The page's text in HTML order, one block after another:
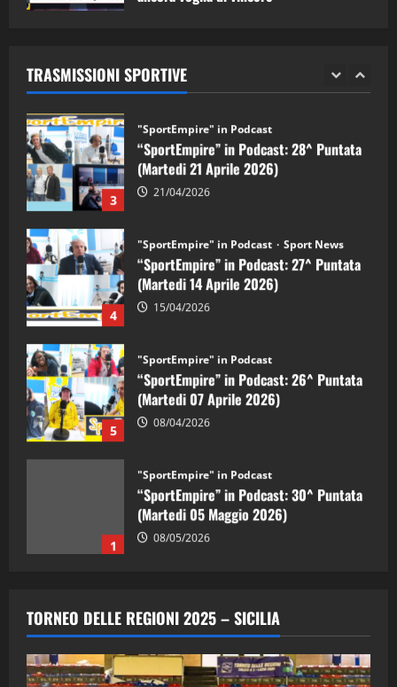
TRASMISSIONI SPORTIVE
2 28/04/2026
3
"SportEmpire" in Podcast
“SportEmpire” in Podcast: 28^ Puntata
(Martedi 21 Aprile 2026)
21/04/2026
4
"SportEmpire" in Podcast Sport News
“SportEmpire” in Podcast: 27^ Puntata
(Martedi 14 Aprile 2026)
15/04/2026
5
"SportEmpire" in Podcast
“SportEmpire” in Podcast: 26^ Puntata
(Martedi 07 Aprile 2026)
08/04/2026
1
"SportEmpire" in Podcast
“SportEmpire” in Podcast: 30^ Puntata
(Martedi 05 Maggio 2026)
08/05/2026
2
“SportEmpire” in Podcast: 29^ Puntata
(Martedi 28 Aprile 2026)
TORNEO DELLE REGIONI 2025 – SICILIA